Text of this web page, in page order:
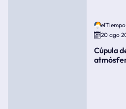
elTiempo
20 ago
Cúpula